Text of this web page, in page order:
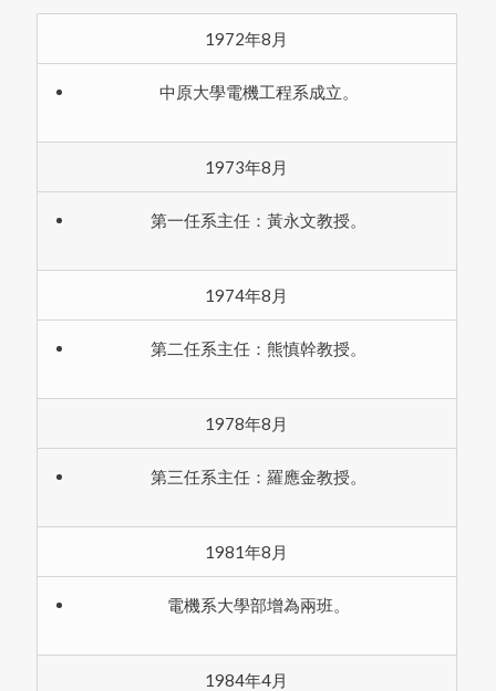
1972年8月
中原大學電機工程系成立。
1973年8月
第一任系主任：黃永文教授。
1974年8月
第二任系主任：熊慎幹教授。
1978年8月
第三任系主任：羅應金教授。
1981年8月
電機系大學部增為兩班。
1984年4月